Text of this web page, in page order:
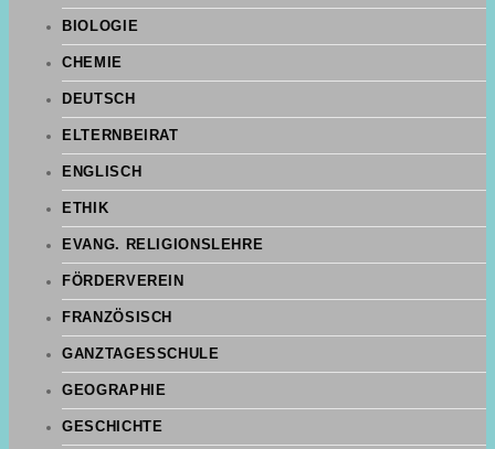
BIOLOGIE
CHEMIE
DEUTSCH
ELTERNBEIRAT
ENGLISCH
ETHIK
EVANG. RELIGIONSLEHRE
FÖRDERVEREIN
FRANZÖSISCH
GANZTAGESSCHULE
GEOGRAPHIE
GESCHICHTE